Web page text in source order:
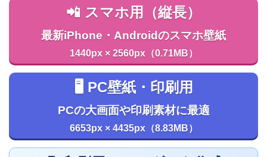
📲 スマホ用（縦長）
最新iPhone・Androidのスマホ壁紙
1440px × 2560px（0.71MB）
🖥️ PC壁紙・印刷用
PCの大画面や印刷素材に最適
6653px × 4435px（8.83MB）